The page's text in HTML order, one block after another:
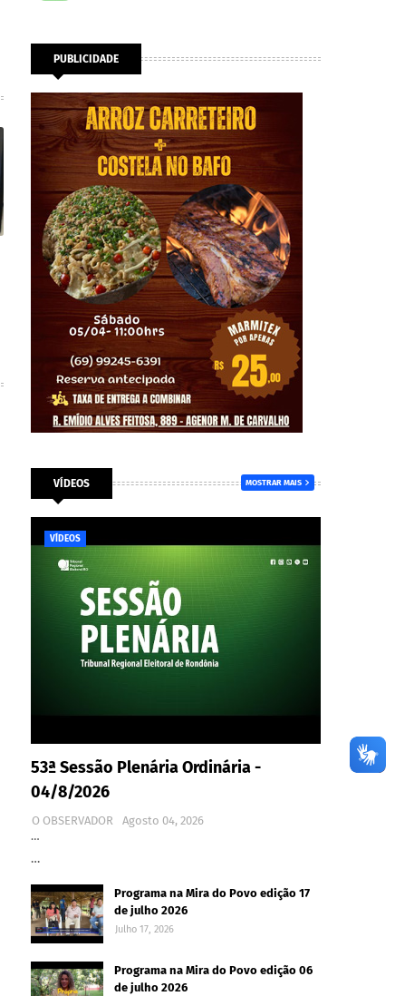
PUBLICIDADE
VÍDEOS MOSTRAR MAIS
VÍDEOS
53ª Sessão Plenária Ordinária -
04/8/2026
O OBSERVADOR
Agosto 04, 2026
…
…
Programa na Mira do Povo edição 17
de julho 2026
Julho 17, 2026
Programa na Mira do Povo edição 06
de julho 2026